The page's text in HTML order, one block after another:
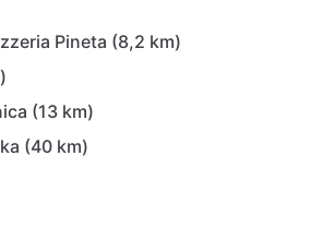
Pineta (8,2 km)
(13 km)
(40 km)